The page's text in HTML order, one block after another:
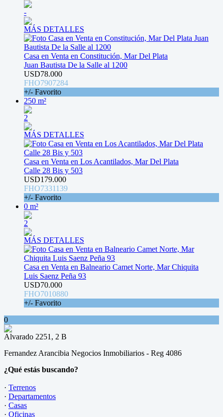
-
MÁS DETALLES
Casa en Venta en Constitución, Mar Del Plata
Juan Bautista De la Salle al 1200
USD78.000
FHO7907284
+/- Favorito
250 m²
2
MÁS DETALLES
Casa en Venta en Los Acantilados, Mar Del Plata
Calle 28 Bis y 503
USD179.000
FHO7331139
+/- Favorito
0 m²
2
MÁS DETALLES
Casa en Venta en Balneario Camet Norte, Mar Chiquita
Luis Saenz Peña 93
USD70.000
FHO7010880
+/- Favorito
0
Alvarado 2251, 2 B
Fernandez Arancibia Negocios Inmobiliarios - Reg 4086
¿Qué estás buscando?
· Terrenos
· Departamentos
· Casas
· Oficinas